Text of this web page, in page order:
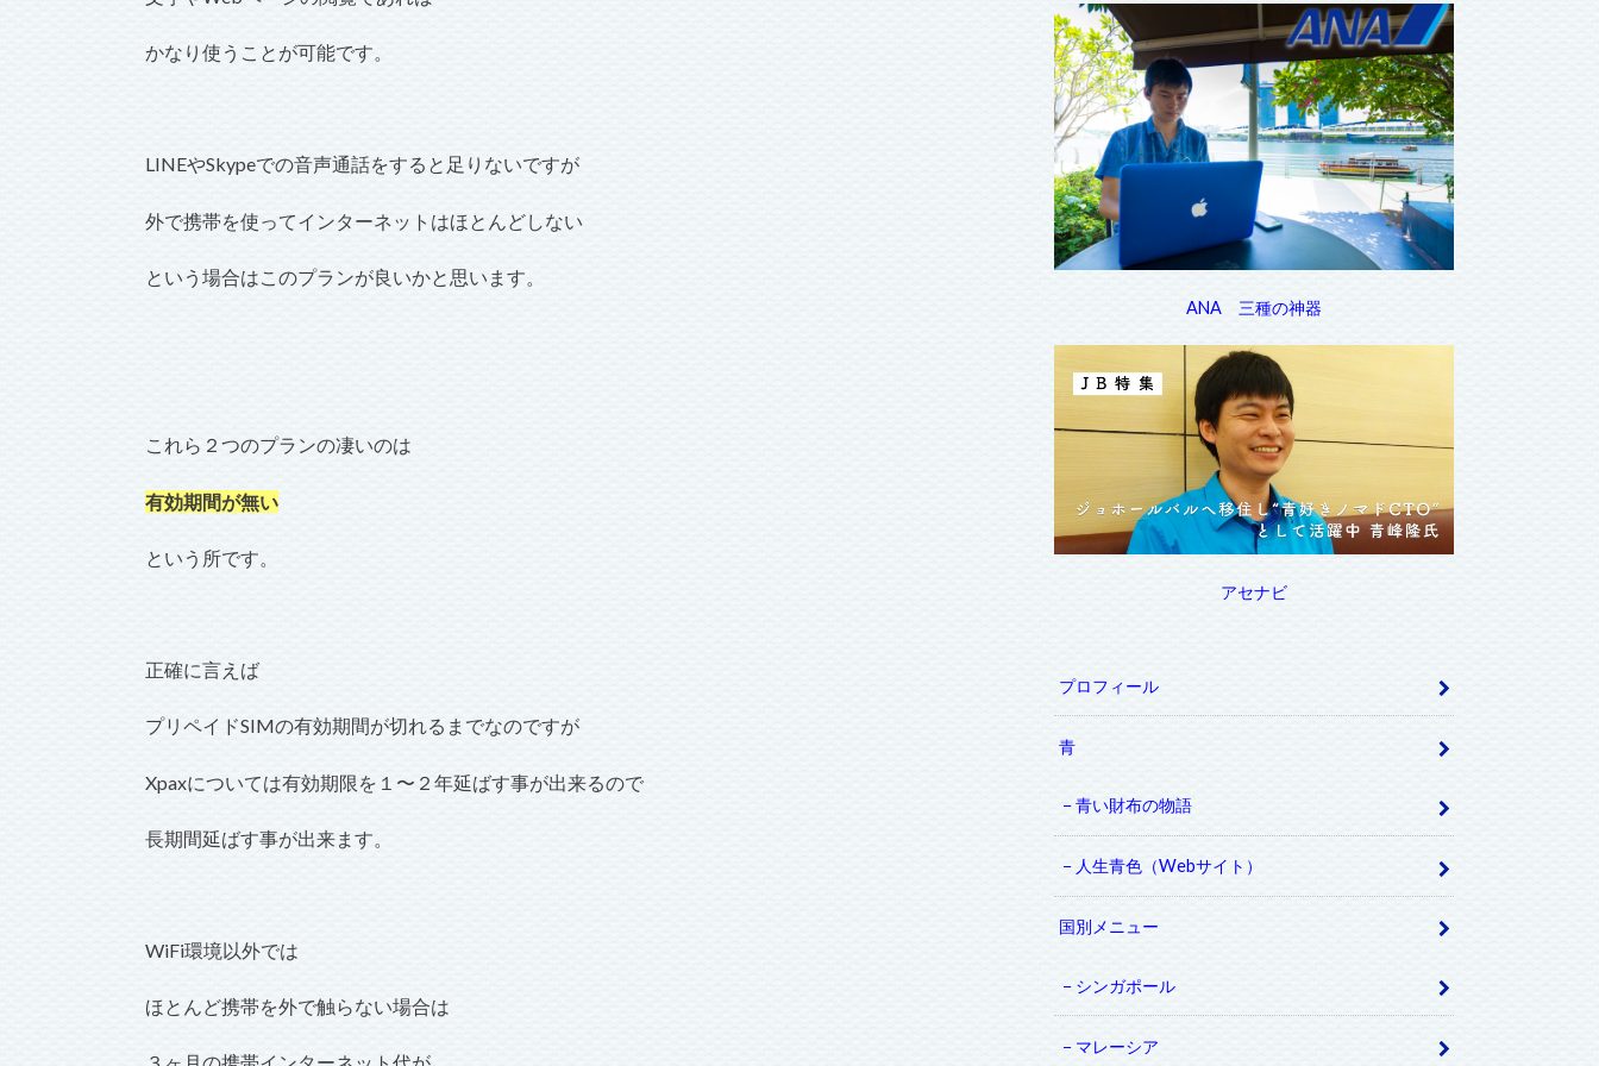
かなり使うことが可能です。
LINEやSkypeでの音声通話をすると足りないですが
外で携帯を使ってインターネットはほとんどしない
という場合はこのプランが良いかと思います。
これら２つのプランの凄いのは
有効期間が無い
という所です。
正確に言えば
プリペイドSIMの有効期間が切れるまでなのですが
Xpaxについては有効期限を１〜２年延ばす事が出来るので
長期間延ばす事が出来ます。
WiFi環境以外では
ほとんど携帯を外で触らない場合は
ANA 三種の神器
アセナビ
プロフィール
青
青い財布の物語
人生青色（Webサイト）
国別メニュー
シンガポール
マレーシア